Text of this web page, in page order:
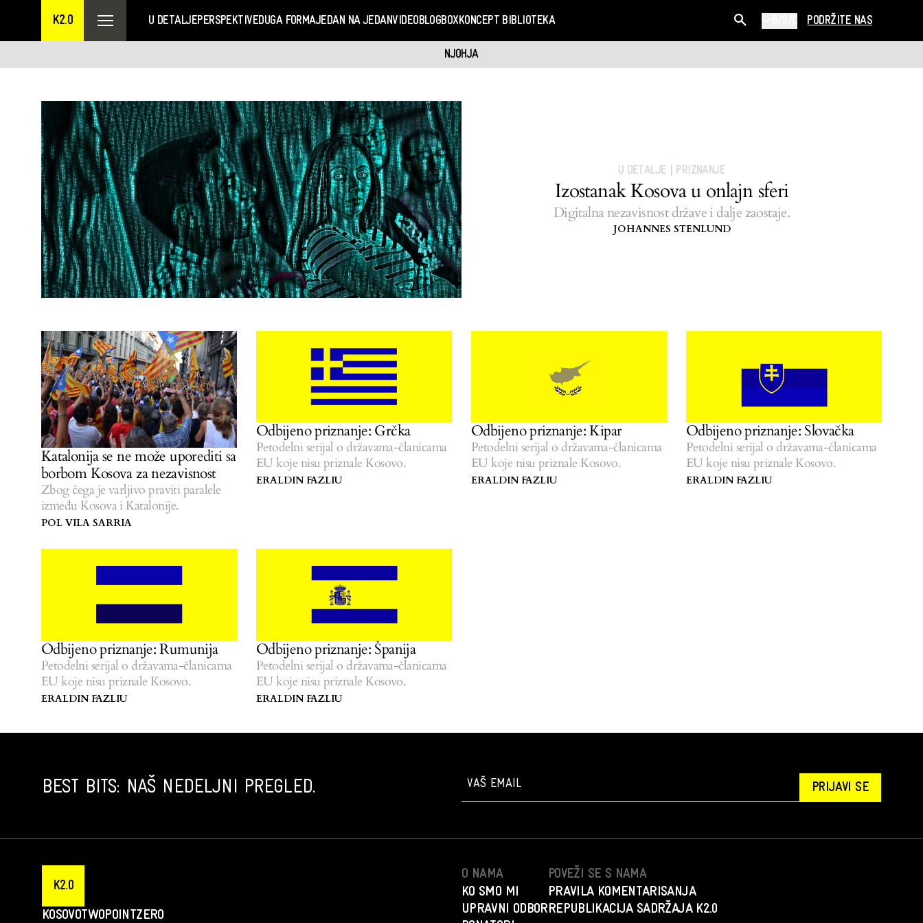
K2.0 U DETALJEPERSPEKTIVEDUGA FORMAJEDAN NA JEDANVIDEOBLOGBOXKONCEPT BIBLIOTEKA PODRŽITE NAS
NJOHJA
U DETALJE PRIZNANJE
Izostanak Kosova u onlajn sferi
Digitalna nezavisnost države i dalje zaostaje.
JOHANNES STENLUND
Katalonija se ne može uporediti sa
borbom Kosova za nezavisnost
Zbog čega je varljivo praviti paralele
između Kosova i Katalonije.
POL VILA SARRIA
Odbijeno priznanje: Grčka
Petodelni serijal o državama-članicama
EU koje nisu priznale Kosovo.
ERALDIN FAZLIU
Odbijeno priznanje: Kipar
Petodelni serijal o državama-članicama
EU koje nisu priznale Kosovo.
ERALDIN FAZLIU
Odbijeno priznanje: Slovačka
Petodelni serijal o državama-članicama
EU koje nisu priznale Kosovo.
ERALDIN FAZLIU
Odbijeno priznanje: Rumunija
Petodelni serijal o državama-članicama
EU koje nisu priznale Kosovo.
ERALDIN FAZLIU
Odbijeno priznanje: Španija
Petodelni serijal o državama-članicama
EU koje nisu priznale Kosovo.
ERALDIN FAZLIU
BEST BITS: NAŠ NEDELJNI PREGLED. PRIJAVI SE
K2.0
KOSOVOTWOPOINTZERO
O NAMA
KO SMO MI
UPRAVNI ODBOR
POVEŽI SE S NAMA
PRAVILA KOMENTARISANJA
REPUBLIKACIJA SADRŽAJA K2.0